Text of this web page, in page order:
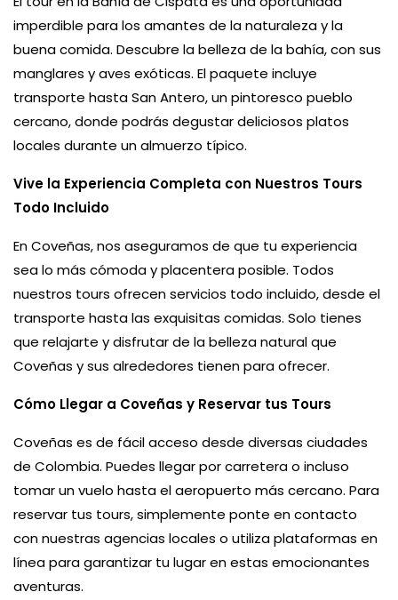
imperdible para los amantes de la naturaleza y la
buena comida. Descubre la belleza de la bahía, con sus
manglares y aves exóticas. El paquete incluye
transporte hasta San Antero, un pintoresco pueblo
cercano, donde podrás degustar deliciosos platos
locales durante un almuerzo típico.
Vive la Experiencia Completa con Nuestros Tours
Todo Incluido
En Coveñas, nos aseguramos de que tu experiencia
sea lo más cómoda y placentera posible. Todos
nuestros tours ofrecen servicios todo incluido, desde el
transporte hasta las exquisitas comidas. Solo tienes
que relajarte y disfrutar de la belleza natural que
Coveñas y sus alrededores tienen para ofrecer.
Cómo Llegar a Coveñas y Reservar tus Tours
Coveñas es de fácil acceso desde diversas ciudades
de Colombia. Puedes llegar por carretera o incluso
tomar un vuelo hasta el aeropuerto más cercano. Para
reservar tus tours, simplemente ponte en contacto
con nuestras agencias locales o utiliza plataformas en
línea para garantizar tu lugar en estas emocionantes
aventuras.